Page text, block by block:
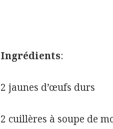
Ingrédients:
2 jaunes d’œufs durs
2 cuillères à soupe de